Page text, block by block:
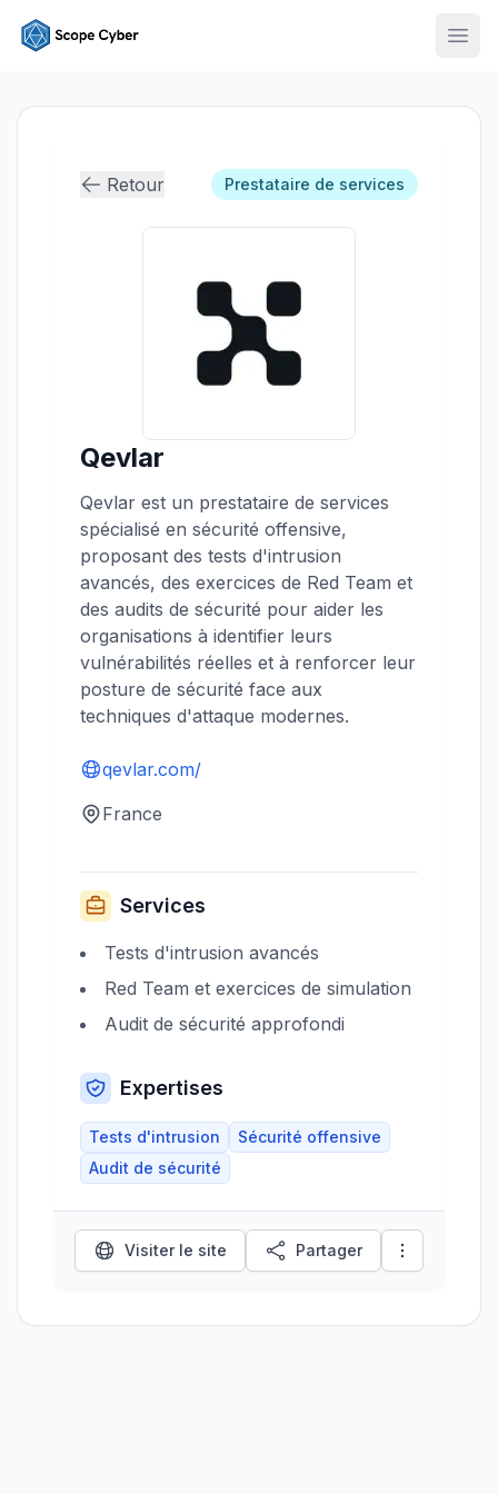
Retour Prestataire de services
Qevlar
Qevlar est un prestataire de services
spécialisé en sécurité offensive,
proposant des tests d'intrusion
avancés, des exercices de Red Team et
des audits de sécurité pour aider les
organisations à identifier leurs
vulnérabilités réelles et à renforcer leur
posture de sécurité face aux
techniques d'attaque modernes.
qevlar.com/
France
Services
Tests d'intrusion avancés
Red Team et exercices de simulation
Audit de sécurité approfondi
Expertises
Tests d'intrusion
Sécurité offensive
Audit de sécurité
Visiter le site Partager